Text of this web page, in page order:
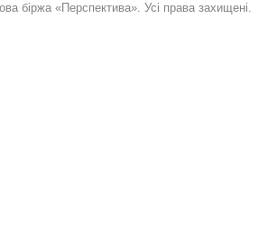
біржа «Перспектива». Усі права захищені.